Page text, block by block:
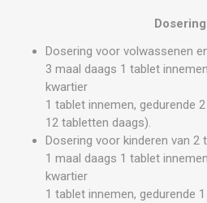
Dosering voor volwassenen
3 maal daags 1 tablet
kwartier
1 tablet innemen, gedurende
12 tabletten daags).
Dosering voor kinderen van 2
1 maal daags 1 tablet
kwartier
1 tablet innemen, gedurende